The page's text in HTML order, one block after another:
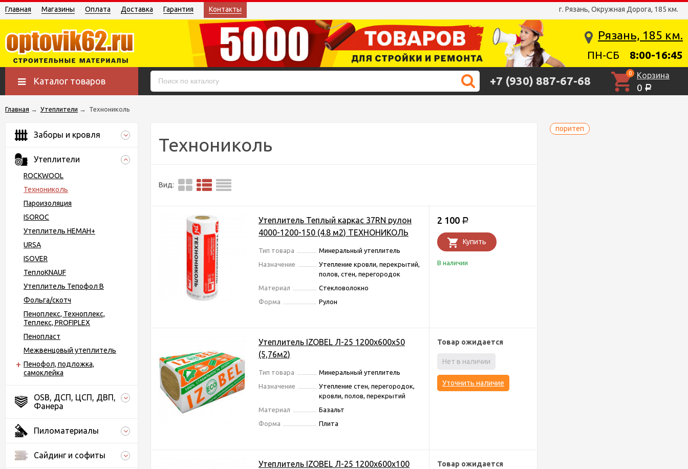
г. Рязань, Окружная Дорога, 185 км.
Главная Магазины Оплата Доставка Гарантия Контакты
Рязань, 185 км.
ПН-СБ 8:00-16:45
Каталог товаров +7 (930) 887-67-68
0 Корзина
0 Р
Главная → Утеплители → Технониколь
поритеп
Заборы и кровля
Утеплители
ROCKWOOL
Технониколь
Пароизоляция
ISOROC
Утеплитель НЕМАН+
URSA
ISOVER
ТеплоKNAUF
Утеплитель Тепофол B
Фольга/скотч
Пеноплекс, Техноплекс,
Теплекс, PROFIPLEX
Пенопласт
Межвенцовый утеплитель
Пенофол, подложка,
самоклейка
OSB, ДСП, ЦСП, ДВП,
Фанера
Пиломатериалы
Сайдинг и софиты
Технониколь
Вид:
Утеплитель Теплый каркас 37RN рулон
4000-1200-150 (4.8 м2) ТЕХНОНИКОЛЬ
Тип товара
Минеральный утеплитель
Назначение
Утепление кровли, перекрытий,
полов, стен, перегородок
Материал
Стекловолокно
Форма
Рулон
2 100 Р
Купить
В наличии
Утеплитель IZOBEL Л-25 1200х600х50
(5,76м2)
Тип товара
Минеральный утеплитель
Назначение
Утепление стен, перегородок,
кровли, полов, перекрытий
Материал
Базальт
Форма
Плита
Товар ожидается
Нет в наличии
Уточнить наличие
Утеплитель IZOBEL Л-25 1200х600х100
Товар ожидается